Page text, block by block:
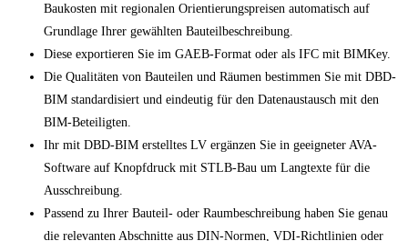
Baukosten mit regionalen Orientierungspreisen automatisch auf
Grundlage Ihrer gewählten Bauteilbeschreibung.
Diese exportieren Sie im GAEB-Format oder als IFC mit BIMKey.
Die Qualitäten von Bauteilen und Räumen bestimmen Sie mit DBD-
BIM standardisiert und eindeutig für den Datenaustausch mit den
BIM-Beteiligten.
Ihr mit DBD-BIM erstelltes LV ergänzen Sie in geeigneter AVA-
Software auf Knopfdruck mit STLB-Bau um Langtexte für die
Ausschreibung.
Passend zu Ihrer Bauteil- oder Raumbeschreibung haben Sie genau
die relevanten Abschnitte aus DIN-Normen, VDI-Richtlinien oder